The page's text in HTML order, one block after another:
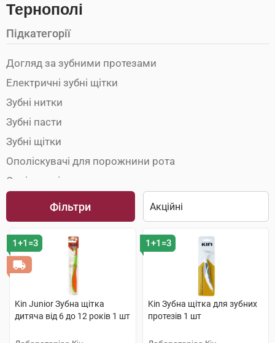
Тернополі
Підкатегорії
Догляд за зубними протезами
Електричні зубні щітки
Зубні нитки
Зубні пасти
Зубні щітки
Ополіскувачі для порожнини рота
Освіжувачі подиху
Фільтри
1+1=3
Kin Junior Зубна щітка
дитяча від 6 до 12 років 1 шт
1+1=3
Kin Зубна щітка для зубних
протезів 1 шт